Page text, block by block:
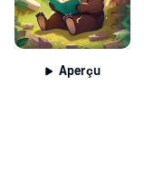
Aperçu